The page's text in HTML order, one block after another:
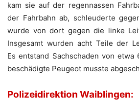
kam sie auf der regennassen
der Fahrbahn ab, schleuderte
wurde von dort gegen die linke
Insgesamt wurden acht Teile der
Es entstand Sachschaden von etwa
beschädigte Peugeot musste
Polizeidirektion Waiblingen: